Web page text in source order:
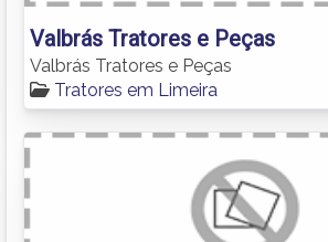
Valbrás Tratores e Peças
Valbrás Tratores e Peças
Tratores em Limeira